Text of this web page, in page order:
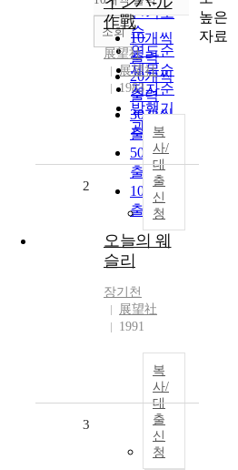
인기도
순
연도순
제목순
저자순
발행기
관순
내림차순
10개씩
출력
20개씩
출력
30개씩
출력
50개씩
출력
100개씩
출력
조회
作戰
展望社
展望社
1983
복
사/
대
출
신
청
2
오늘의 웨
슬리
장기천
展望社
1991
복
사/
대
출
신
청
3
높은
자료